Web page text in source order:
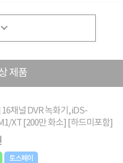
제품
채널 DVR 녹화기, iDS-
XT [200만 화소] [하드미포함]
토스페이